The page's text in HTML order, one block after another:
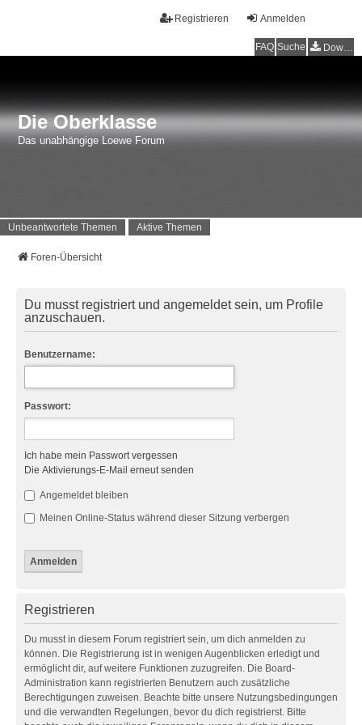
Anmelden
Registrieren
FAQ Suche Downloads
Die Oberklasse
Das unabhängige Loewe Forum
Unbeantwortete Themen Aktive Themen
Foren-Übersicht
Du musst registriert und angemeldet sein, um Profile
anzuschauen.
Benutzername:
Passwort:
Ich habe mein Passwort vergessen
Die Aktivierungs-E-Mail erneut senden
Angemeldet bleiben
Meinen Online-Status während dieser Sitzung verbergen
Registrieren
Du musst in diesem Forum registriert sein, um dich anmelden zu
können. Die Registrierung ist in wenigen Augenblicken erledigt und
ermöglicht dir, auf weitere Funktionen zuzugreifen. Die Board-
Administration kann registrierten Benutzern auch zusätzliche
Berechtigungen zuweisen. Beachte bitte unsere Nutzungsbedingungen
und die verwandten Regelungen, bevor du dich registrierst. Bitte